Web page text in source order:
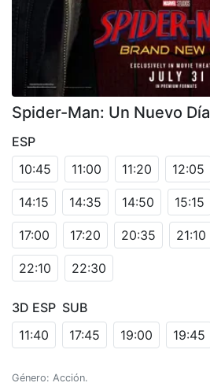
Spider-Man: Un Nuevo Día
ESP
10:45
11:00 11:20 12:05
14:15 14:35 14:50 15:15
17:00 17:20 20:35 21:10
22:10 22:30
3D ESP
11:40
SUB
17:45
19:00 19:45
Género: Acción.